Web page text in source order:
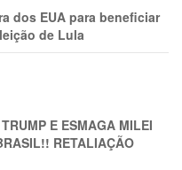
dos EUA para beneficiar
de Lula
E ESMAGA MILEI
RETALIAÇÃO